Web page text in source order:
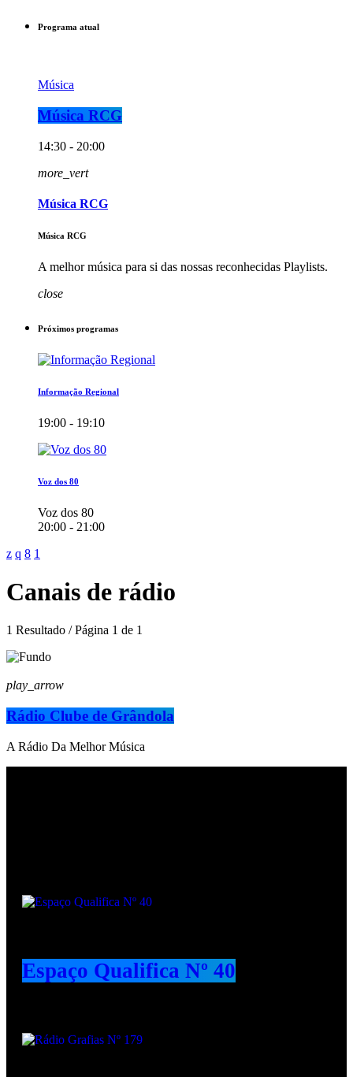
Programa atual
Música
Música RCG
14:30 - 20:00
more_vert
Música RCG
Música RCG
A melhor música para si das nossas reconhecidas Playlists.
close
Próximos programas
Informação Regional
19:00 - 19:10
Voz dos 80
Voz dos 80
20:00 - 21:00
Canais de rádio
1 Resultado / Página 1 de 1
play_arrow
Rádio Clube de Grândola
A Rádio Da Melhor Música
Espaço Qualifica Nº 40